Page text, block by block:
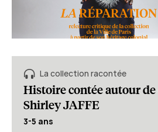
La collection racontée
Histoire contée autour de
Shirley JAFFE
3-5 ans